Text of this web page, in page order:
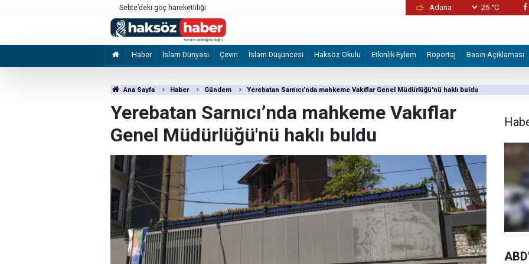
Sebte’deki göç hareketliliği
Alman STK'den Volkswagen fabrikasının
26 °C
Haber İslam Dünyası Çeviri İslam Düşüncesi Haksöz Okulu Etkinlik-Eylem Röportaj Basın Açıklaması
Ana Sayfa Haber Gündem Yerebatan Sarnıcı’nda mahkeme Vakıflar Genel Müdürlüğü'nü haklı buldu
Yerebatan Sarnıcı’nda mahkeme Vakıflar
Genel Müdürlüğü'nü haklı buldu